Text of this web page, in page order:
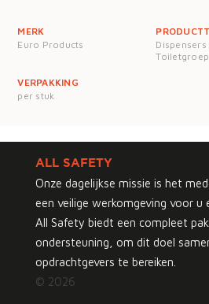
MERK
Euro Products
Dispensers
VERPAKKING
per stuk
ALL SAFETY
Onze dagelijkse missie is het
een veilige werkomgeving voor u
All Safety biedt een compleet
ondersteuning, om dit doel
opdrachtgevers te bereiken.
© 2026